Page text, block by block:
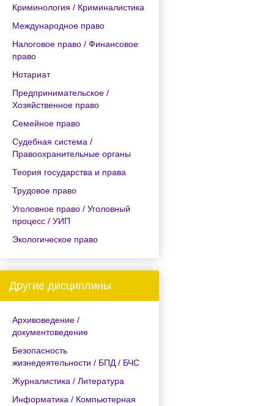
Криминология / Криминалистика
Международное право
Налоговое право / Финансовое
право
Нотариат
Предпринимательское /
Хозяйственное право
Семейное право
Судебная система /
Правоохранительные органы
Теория государства и права
Трудовое право
Уголовное право / Уголовный
процесс / УИП
Экологическое право
Другие дисциплины
Архивоведение /
документоведение
Безопасность
жизнедеятельности / БПД / БЧС
Журналистика / Литература
Информатика / Компьютерная